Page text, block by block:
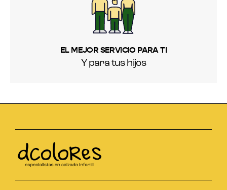
EL MEJOR SERVICIO PARA TI
Y para tus hijos